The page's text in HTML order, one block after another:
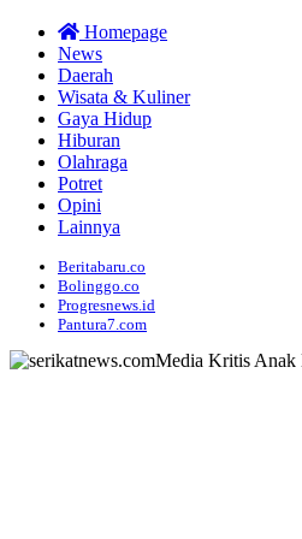
Homepage
News
Daerah
Wisata & Kuliner
Gaya Hidup
Hiburan
Olahraga
Potret
Opini
Lainnya
Beritabaru.co
Bolinggo.co
Progresnews.id
Pantura7.com